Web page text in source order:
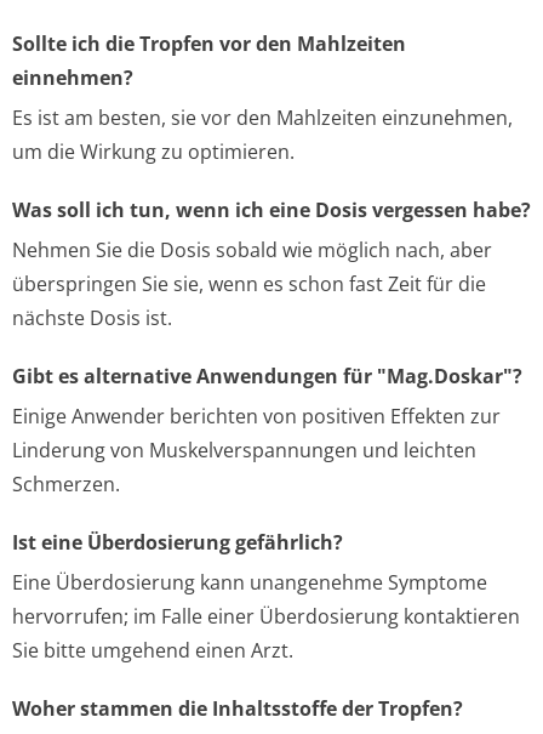
Sollte ich die Tropfen vor den Mahlzeiten
einnehmen?
Es ist am besten, sie vor den Mahlzeiten einzunehmen,
um die Wirkung zu optimieren.
Was soll ich tun, wenn ich eine Dosis vergessen habe?
Nehmen Sie die Dosis sobald wie möglich nach, aber
überspringen Sie sie, wenn es schon fast Zeit für die
nächste Dosis ist.
Gibt es alternative Anwendungen für "Mag.Doskar"?
Einige Anwender berichten von positiven Effekten zur
Linderung von Muskelverspannungen und leichten
Schmerzen.
Ist eine Überdosierung gefährlich?
Eine Überdosierung kann unangenehme Symptome
hervorrufen; im Falle einer Überdosierung kontaktieren
Sie bitte umgehend einen Arzt.
Woher stammen die Inhaltsstoffe der Tropfen?